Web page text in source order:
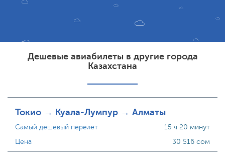
Дешевые авиабилеты в другие города
Казахстана
Токио → Куала-Лумпур → Алматы
Самый дешевый перелет
Цена
15 ч 20 минут
30 516 сом